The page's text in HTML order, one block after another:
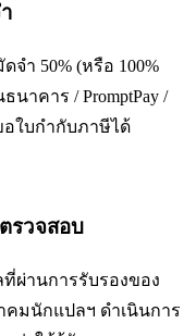
ำ 50% (หรือ 100%
นาคาร / PromptPay /
อใบกำกับภาษีได้
รวจสอบ
ผ่านการรับรองของ
คมนักแปลฯ ดำเนินการ